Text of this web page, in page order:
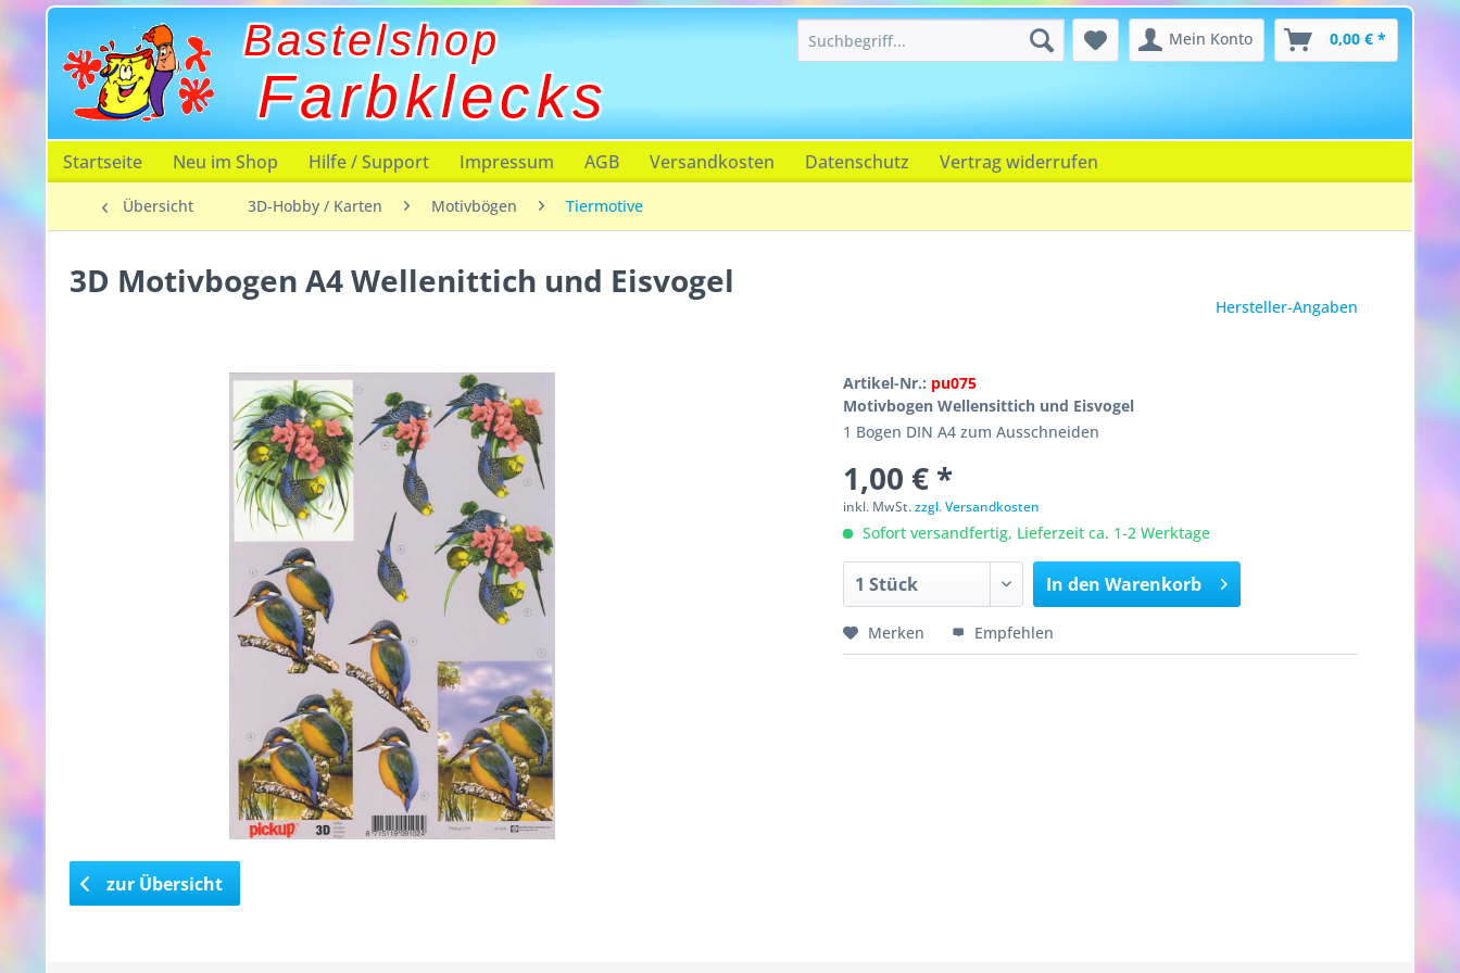
Bastelshop
Farbklecks
Mein Konto 0,00 € *
Startseite Neu im Shop Hilfe / Support Impressum AGB Versandkosten Datenschutz Vertrag widerrufen
Übersicht 3D-Hobby / Karten Motivbögen Tiermotive
3D Motivbogen A4 Wellenittich und Eisvogel
Hersteller-Angaben
Artikel-Nr.: pu075
Motivbogen Wellensittich und Eisvogel
1 Bogen DIN A4 zum Ausschneiden
1,00 € *
inkl. MwSt.zzgl. Versandkosten
Sofort versandfertig, Lieferzeit ca. 1-2 Werktage
In den Warenkorb
Merken Empfehlen
zur Übersicht